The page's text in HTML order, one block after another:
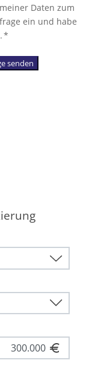
Daten zum
ein und habe
*
senden